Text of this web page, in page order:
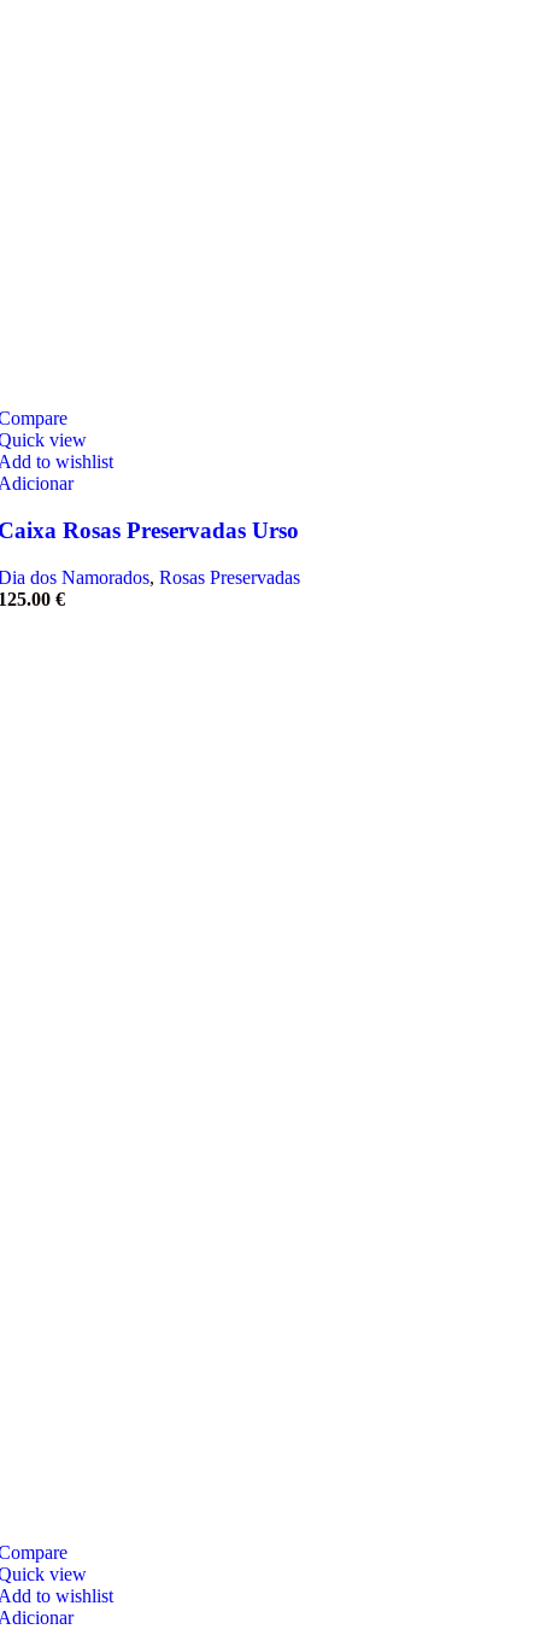
view
to wishlist
Rosas Preservadas Urso
dos Namorados, Rosas Preservadas
€
view
to wishlist